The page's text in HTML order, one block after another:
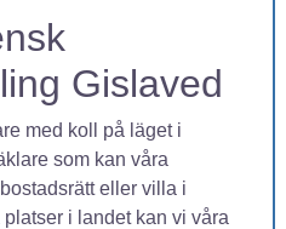
Gislaved
med koll på läget i
som kan våra
eller villa i
i landet kan vi våra